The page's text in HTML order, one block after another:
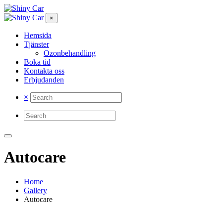
×
Hemsida
Tjänster
Ozonbehandling
Boka tid
Kontakta oss
Erbjudanden
×
Autocare
Home
Gallery
Autocare